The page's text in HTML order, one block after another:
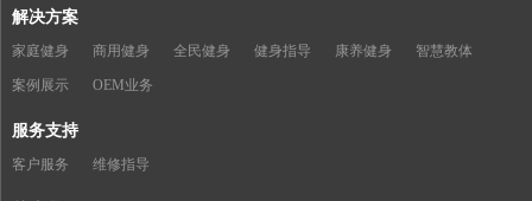
解决方案
家庭健身 商用健身 全民健身 健身指导 康养健身 智慧教体
案例展示 OEM业务
服务支持
客户服务 维修指导